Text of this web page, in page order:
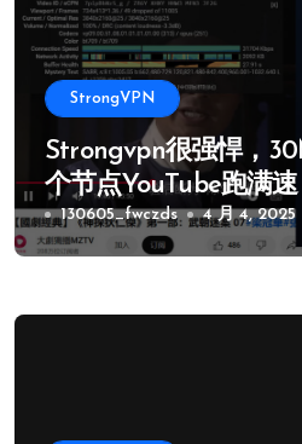
StrongVPN
Strongvpn很强悍，
个节点YouTube跑满速
130605_fwczds 4 月 4, 2025